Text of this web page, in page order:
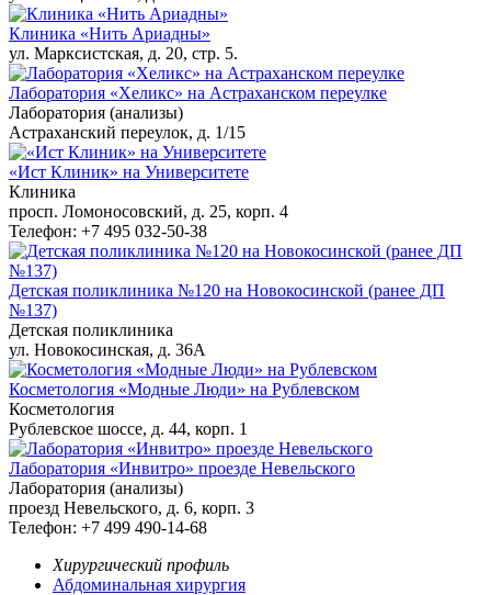
Клиника «Нить Ариадны»
ул. Марксистская, д. 20, стр. 5.
Лаборатория «Хеликс» на Астраханском переулке
Лаборатория (анализы)
Астраханский переулок, д. 1/15
«Ист Клиник» на Университете
Клиника
просп. Ломоносовский, д. 25, корп. 4
Телефон: +7 495 032-50-38
Детская поликлиника №120 на Новокосинской (ранее ДП
№137)
Детская поликлиника
ул. Новокосинская, д. 36А
Косметология «Модные Люди» на Рублевском
Косметология
Рублевскоe шоссе, д. 44, корп. 1
Лаборатория «Инвитро» проезде Невельского
Лаборатория (анализы)
проезд Невельского, д. 6, корп. 3
Телефон: +7 499 490-14-68
Хирургический профиль
Абдоминальная хирургия